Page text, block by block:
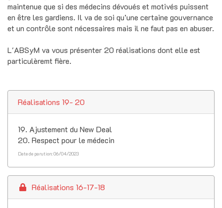
maintenue que si des médecins dévoués et motivés puissent
en être les gardiens. Il va de soi qu’une certaine gouvernance
et un contrôle sont nécessaires mais il ne faut pas en abuser.
L'ABSyM va vous présenter 20 réalisations dont elle est
particulèremt fière.
Réalisations 19- 20
19. Ajustement du New Deal
20. Respect pour le médecin
Date de parution: 06/04/2023
Réalisations 16-17-18